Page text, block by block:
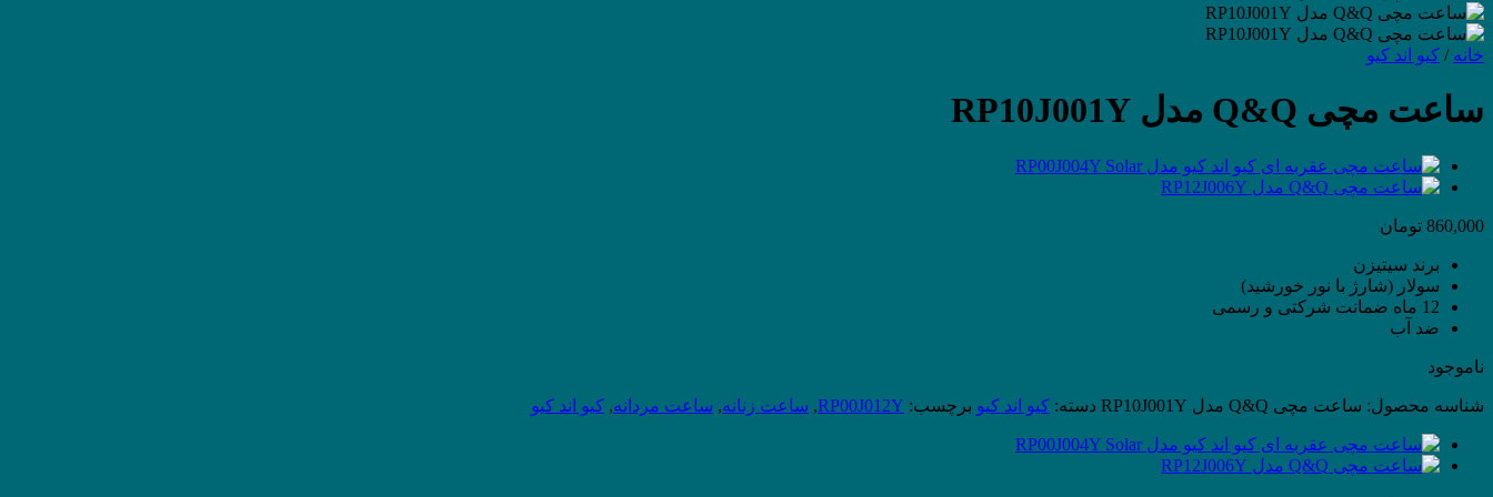
خانه / کیو اند کیو
ساعت مچی Q&Q مدل RP10J001Y
860,000 تومان
برند سیتیزن
سولار (شارژ با نور خورشید)
12 ماه ضمانت شرکتی و رسمی
ضد آب
ناموجود
شناسه محصول: ساعت مچی Q&Q مدل RP10J001Y دسته: کیو اند کیو برچسب: RP00J012Y
, ساعت زنانه, ساعت مردانه, کیو اند کیو